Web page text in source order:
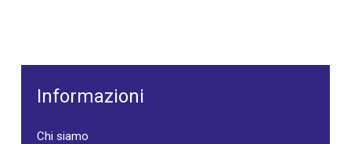
Informazioni
Chi siamo